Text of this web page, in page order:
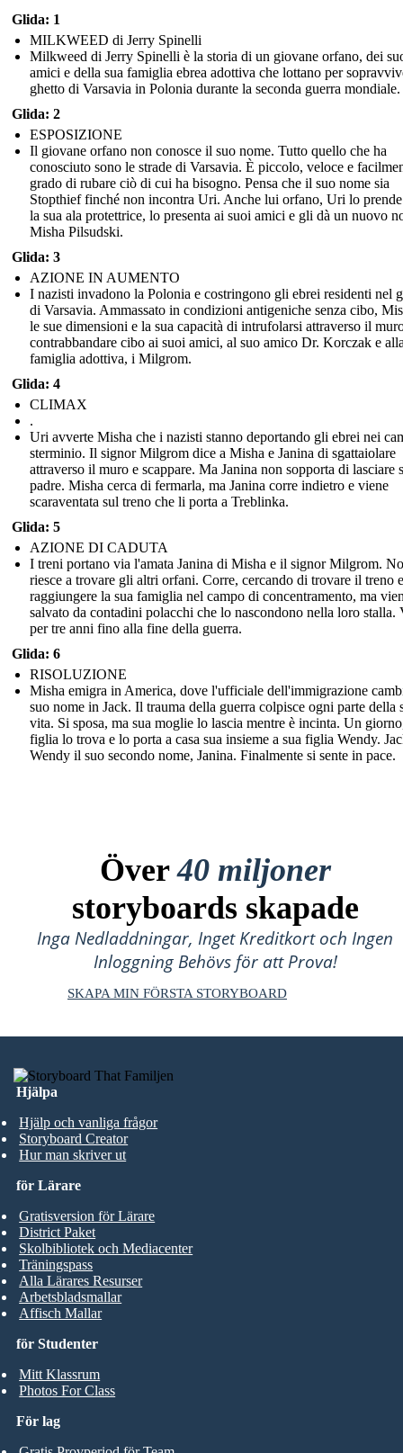
Glida: 1
MILKWEED di Jerry Spinelli
Milkweed di Jerry Spinelli è la storia di un giovane orfano, dei
amici e della sua famiglia ebrea adottiva che lottano per
ghetto di Varsavia in Polonia durante la seconda guerra mondiale.
Glida: 2
ESPOSIZIONE
Il giovane orfano non conosce il suo nome. Tutto quello che ha
conosciuto sono le strade di Varsavia. È piccolo, veloce e
grado di rubare ciò di cui ha bisogno. Pensa che il suo nome sia
Stopthief finché non incontra Uri. Anche lui orfano, Uri lo
la sua ala protettrice, lo presenta ai suoi amici e gli dà un nuovo
Misha Pilsudski.
Glida: 3
AZIONE IN AUMENTO
I nazisti invadono la Polonia e costringono gli ebrei residenti nel
di Varsavia. Ammassato in condizioni antigeniche senza cibo,
le sue dimensioni e la sua capacità di intrufolarsi attraverso il
contrabbandare cibo ai suoi amici, al suo amico Dr. Korczak e
famiglia adottiva, i Milgrom.
Glida: 4
CLIMAX
.
Uri avverte Misha che i nazisti stanno deportando gli ebrei nei
sterminio. Il signor Milgrom dice a Misha e Janina di sgattaiolare
attraverso il muro e scappare. Ma Janina non sopporta di lasciare
padre. Misha cerca di fermarla, ma Janina corre indietro e viene
scaraventata sul treno che li porta a Treblinka.
Glida: 5
AZIONE DI CADUTA
I treni portano via l'amata Janina di Misha e il signor Milgrom.
riesce a trovare gli altri orfani. Corre, cercando di trovare il treno e
raggiungere la sua famiglia nel campo di concentramento, ma
salvato da contadini polacchi che lo nascondono nella loro stalla.
per tre anni fino alla fine della guerra.
Glida: 6
RISOLUZIONE
Misha emigra in America, dove l'ufficiale dell'immigrazione
suo nome in Jack. Il trauma della guerra colpisce ogni parte della
vita. Si sposa, ma sua moglie lo lascia mentre è incinta. Un
figlia lo trova e lo porta a casa sua insieme a sua figlia Wendy.
Wendy il suo secondo nome, Janina. Finalmente si sente in pace.
Över40 miljoner
storyboards skapade
Inga Nedladdningar, Inget Kreditkort och Ingen
Inloggning Behövs för att Prova!
SKAPA MIN FÖRSTA STORYBOARD
Hjälpa
Hjälp och vanliga frågor
Storyboard Creator
Hur man skriver ut
för Studenter
Mitt Klassrum
Photos For Class
för Lärare
Gratisversion för Lärare
District Paket
Skolbibliotek och Mediacenter
Träningspass
Alla Lärares Resurser
Arbetsbladsmallar
Affisch Mallar
För lag